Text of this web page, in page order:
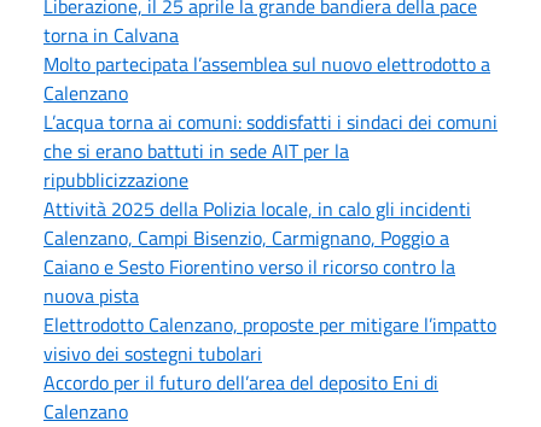
torna in Calvana
Molto partecipata l’assemblea sul nuovo elettrodotto a
Calenzano
L’acqua torna ai comuni: soddisfatti i sindaci dei comuni
che si erano battuti in sede AIT per la
ripubblicizzazione
Attività 2025 della Polizia locale, in calo gli incidenti
Calenzano, Campi Bisenzio, Carmignano, Poggio a
Caiano e Sesto Fiorentino verso il ricorso contro la
nuova pista
Elettrodotto Calenzano, proposte per mitigare l’impatto
visivo dei sostegni tubolari
Accordo per il futuro dell’area del deposito Eni di
Calenzano